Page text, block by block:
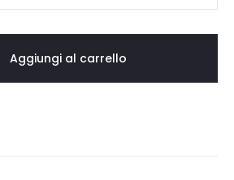
Aggiungi al carrello